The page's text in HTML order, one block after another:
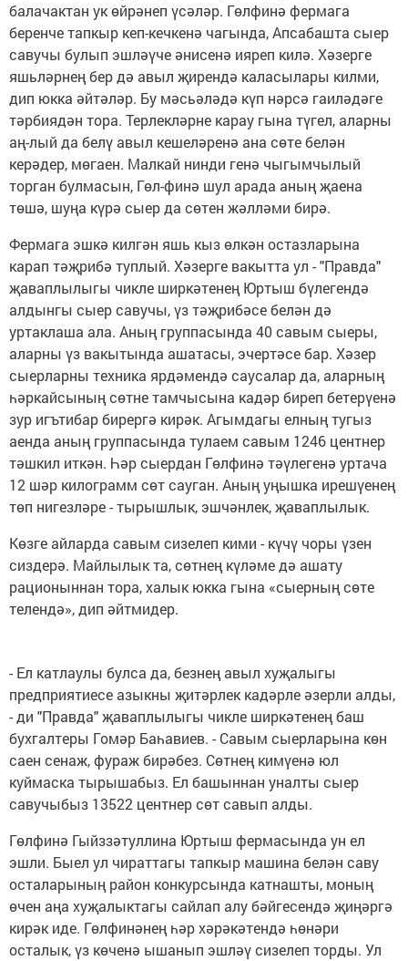
балачактан ук өйрәнеп үсәләр. Гөлфинә фермага
беренче тапкыр кеп-кечкенә чагында, Апсабашта сыер
савучы булып эшләүче әнисенә ияреп килә. Хәзерге
яшьләрнең бер дә авыл җирендә каласылары килми,
дип юкка әйтәләр. Бу мәсьәләдә күп нәрсә гаиләдәге
тәрбиядән тора. Терлекләрне карау гына түгел, аларны
аң-лый да белү авыл кешеләренә ана сөте белән
керәдер, мөгаен. Малкай нинди генә чыгымчылый
торган булмасын, Гөл-финә шул арада аның җаена
төшә, шуңа күрә сыер да сөтен жәлләми бирә.
Фермага эшкә килгән яшь кыз өлкән остазларына
карап тәҗрибә туплый. Хәзерге вакытта ул - "Правда"
җаваплылыгы чикле ширкәтенең Юртыш бүлегендә
алдынгы сыер савучы, үз тәҗрибәсе белән дә
уртаклаша ала. Аның группасында 40 савым сыеры,
аларны үз вакытында ашатасы, эчертәсе бар. Хәзер
сыерларны техника ярдәмендә саусалар да, аларның
һәркайсының сөтне тамчысына кадәр биреп бетерүенә
зур игътибар бирергә кирәк. Агымдагы елның тугыз
аенда аның группасында тулаем савым 1246 центнер
тәшкил иткән. Һәр сыердан Гөлфинә тәүлегенә уртача
12 шәр килограмм сөт сауган. Аның уңышка ирешүенең
төп нигезләре - тырышлык, эшчәнлек, җаваплылык.
Көзге айларда савым сизелеп кими - күчү чоры үзен
сиздерә. Майлылык та, сөтнең күләме дә ашату
рационыннан тора, халык юкка гына «сыерның сөте
телендә», дип әйтмидер.
- Ел катлаулы булса да, безнең авыл хуҗалыгы
предприятиесе азыкны җитәрлек кадәрле әзерли алды,
- ди "Правда" җаваплылыгы чикле ширкәтенең баш
бухгалтеры Гомәр Баһавиев. - Савым сыерларына көн
саен сенаж, фураж бирәбез. Сөтнең кимүенә юл
куймаска тырышабыз. Ел башыннан уналты сыер
савучыбыз 13522 центнер сөт савып алды.
Гөлфинә Гыйззәтуллина Юртыш фермасында ун ел
эшли. Быел ул чираттагы тапкыр машина белән саву
осталарының район конкурсында катнашты, моның
өчен аңа хуҗалыктагы сайлап алу бәйгесендә җиңәргә
кирәк иде. Гөлфинәнең һәр хәрәкәтендә һөнәри
осталык, үз көченә ышанып эшләү сизелеп торды. Ул